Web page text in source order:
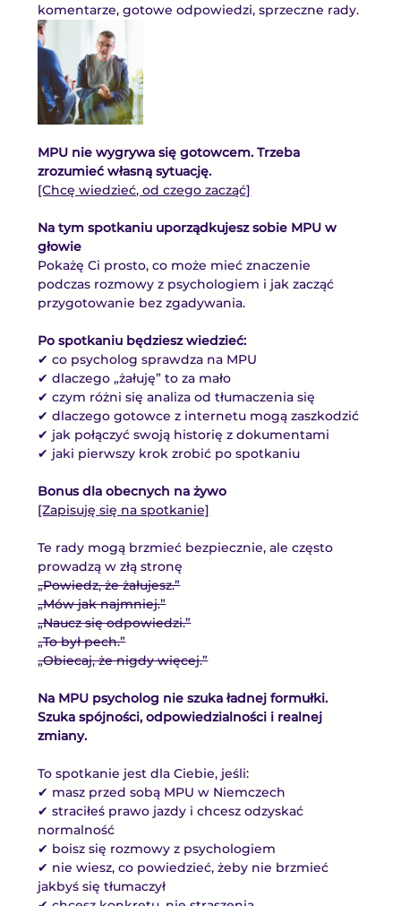
komentarze, gotowe odpowiedzi, sprzeczne rady.
MPU nie wygrywa się gotowcem. Trzeba
zrozumieć własną sytuację.
[Chcę wiedzieć, od czego zacząć]
Na tym spotkaniu uporządkujesz sobie MPU w
głowie
Pokażę Ci prosto, co może mieć znaczenie
podczas rozmowy z psychologiem i jak zacząć
przygotowanie bez zgadywania.
Po spotkaniu będziesz wiedzieć:
✔ co psycholog sprawdza na MPU
✔ dlaczego „żałuję” to za mało
✔ czym różni się analiza od tłumaczenia się
✔ dlaczego gotowce z internetu mogą zaszkodzić
✔ jak połączyć swoją historię z dokumentami
✔ jaki pierwszy krok zrobić po spotkaniu
Bonus dla obecnych na żywo
[Zapisuję się na spotkanie]
Te rady mogą brzmieć bezpiecznie, ale często
prowadzą w złą stronę
„Powiedz, że żałujesz.”
„Mów jak najmniej.”
„Naucz się odpowiedzi.”
„To był pech.”
„Obiecaj, że nigdy więcej.”
Na MPU psycholog nie szuka ładnej formułki.
Szuka spójności, odpowiedzialności i realnej
zmiany.
To spotkanie jest dla Ciebie, jeśli:
✔ masz przed sobą MPU w Niemczech
✔ straciłeś prawo jazdy i chcesz odzyskać
normalność
✔ boisz się rozmowy z psychologiem
✔ nie wiesz, co powiedzieć, żeby nie brzmieć
jakbyś się tłumaczył